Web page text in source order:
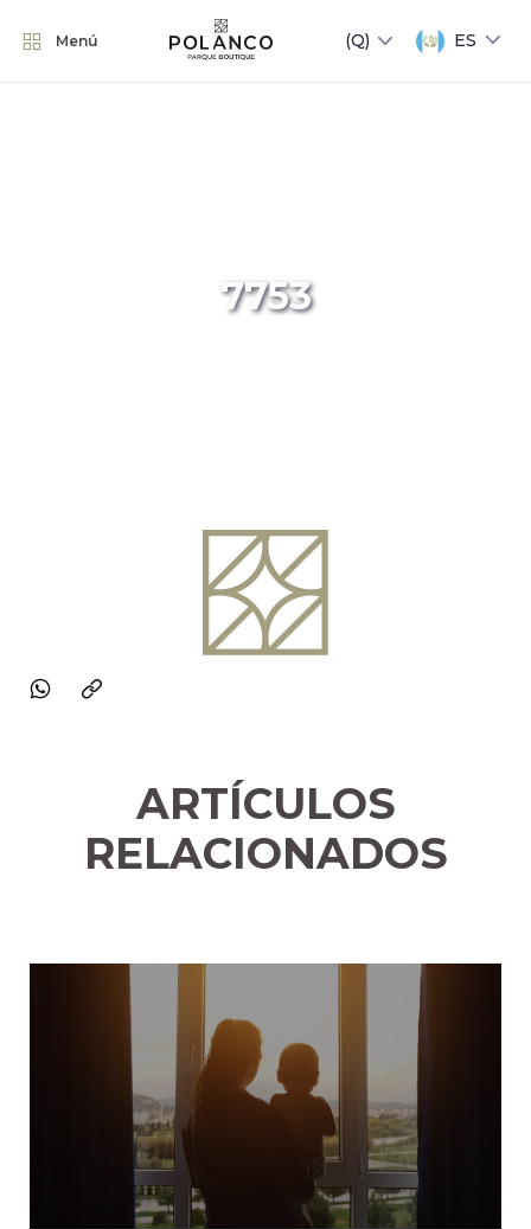
Menú ES
7753
ARTÍCULOS
RELACIONADOS